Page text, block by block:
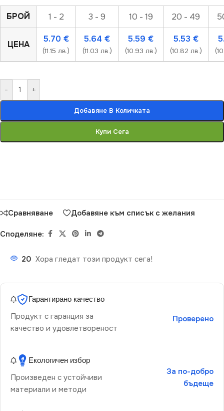
БРОЙ 1 - 2 3 - 9 10 - 19 20 - 49
ЦЕНА
5.70 €
(11.15 лв.)
5.64 €
(11.03 лв.)
5.59 €
(10.93 лв.)
5.53 €
(10.82 лв.)
- +
Добавяне В Количката
Купи Сега
Сравняване Добавяне към списък с желания
Споделяне:
20 Хора гледат този продукт сега!
Гарантирано качество
Продукт с гаранция за
качество и удовлетвореност
Проверено
Екологичен избор
Произведен с устойчиви
материали и методи
За по-добро
бъдеще